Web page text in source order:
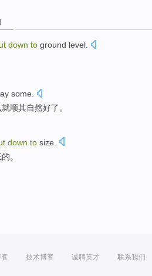
down to ground level.
some
就顺其自然好了。
down to size.
。
技术博客 诚聘英才 联系我们